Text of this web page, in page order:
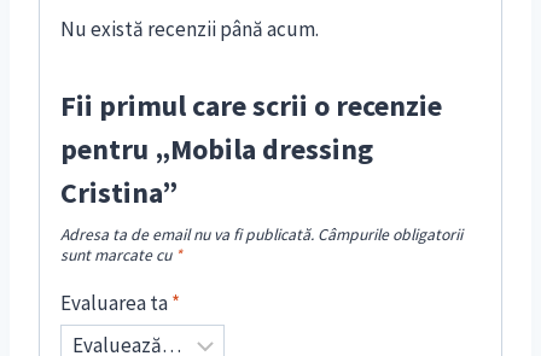
Nu există recenzii până acum.
Fii primul care scrii o recenzie
pentru „Mobila dressing
Cristina”
Adresa ta de email nu va fi publicată. Câmpurile obligatorii
sunt marcate cu *
Evaluarea ta*